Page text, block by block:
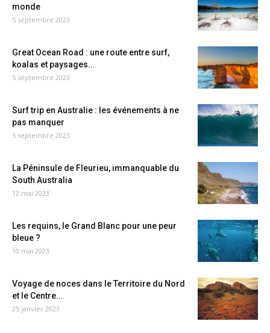
monde
5 septembre 2023
Great Ocean Road : une route entre surf,
koalas et paysages...
5 septembre 2023
Surf trip en Australie : les événements à ne
pas manquer
5 septembre 2023
La Péninsule de Fleurieu, immanquable du
South Australia
12 mai 2023
Les requins, le Grand Blanc pour une peur
bleue ?
10 mai 2023
Voyage de noces dans le Territoire du Nord
et le Centre...
25 janvier 2023